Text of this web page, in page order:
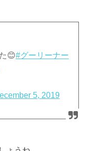
😊#グーリーナー
5, 2019